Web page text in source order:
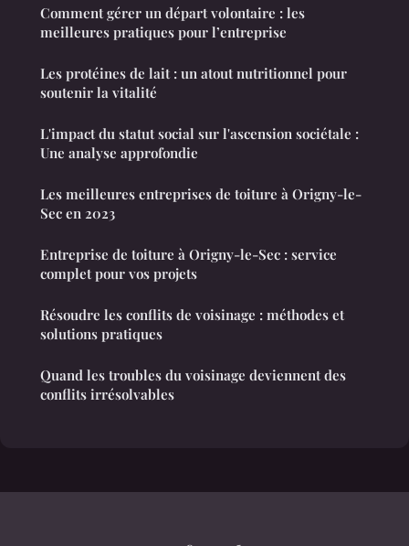
Comment gérer un départ volontaire : les
meilleures pratiques pour l’entreprise
Les protéines de lait : un atout nutritionnel pour
soutenir la vitalité
L'impact du statut social sur l'ascension sociétale :
Une analyse approfondie
Les meilleures entreprises de toiture à Origny-le-
Sec en 2023
Entreprise de toiture à Origny-le-Sec : service
complet pour vos projets
Résoudre les conflits de voisinage : méthodes et
solutions pratiques
Quand les troubles du voisinage deviennent des
conflits irrésolvables